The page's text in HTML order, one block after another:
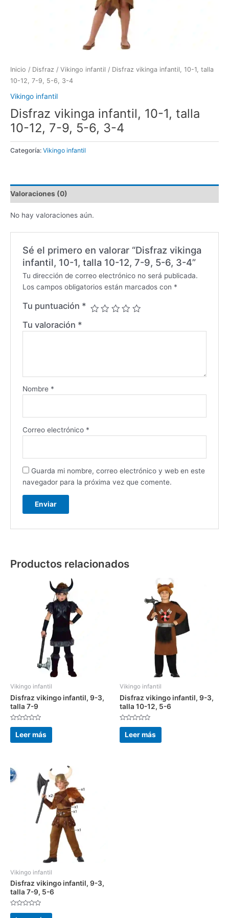
Inicio / Disfraz / Vikingo infantil / Disfraz vikinga infantil, 10-1, talla
10-12, 7-9, 5-6, 3-4
Vikingo infantil
Disfraz vikinga infantil, 10-1, talla
10-12, 7-9, 5-6, 3-4
Categoría: Vikingo infantil
Valoraciones (0)
No hay valoraciones aún.
Sé el primero en valorar “Disfraz vikinga
infantil, 10-1, talla 10-12, 7-9, 5-6, 3-4”
Tu dirección de correo electrónico no será publicada.
Los campos obligatorios están marcados con *
Tu puntuación *
Tu valoración *
Nombre *
Correo electrónico *
Guarda mi nombre, correo electrónico y web en este
navegador para la próxima vez que comente.
Productos relacionados
Vikingo infantil
Disfraz vikingo infantil, 9-3,
talla 7-9
Valorado
con
de
Leer más
Vikingo infantil
Disfraz vikingo infantil, 9-3,
talla 10-12, 5-6
Valorado
con
de
Leer más
Vikingo infantil
Disfraz vikingo infantil, 9-3,
talla 7-9, 5-6
Valorado